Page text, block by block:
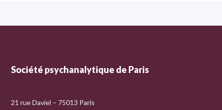
Société psychanalytique de Paris
21 rue Daviel – 75013 Paris